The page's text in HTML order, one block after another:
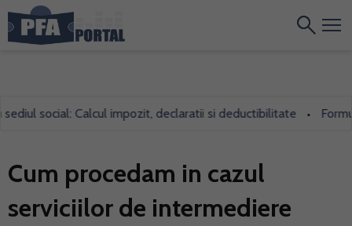
social: Calcul impozit, declaratii si deductibilitate •
Cum procedam in cazul
serviciilor de intermediere